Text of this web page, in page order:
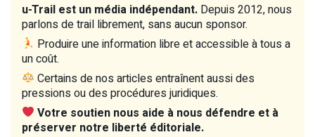
u-Trail est un média indépendant. Depuis 2012, nous
parlons de trail librement, sans aucun sponsor.
Produire une information libre et accessible à tous a
un coût.
Certains de nos articles entraînent aussi des
pressions ou des procédures juridiques.
Votre soutien nous aide à nous défendre et à
préserver notre liberté éditoriale.